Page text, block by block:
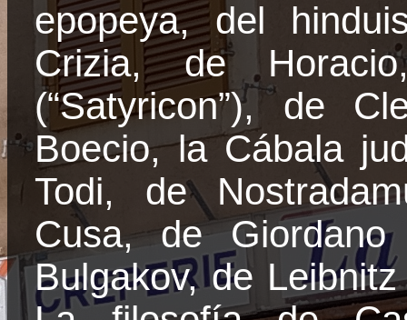
epopeya, del
Crizia, de
(“Satyricon”), de
Boecio,la Cábala
Todi, de
Cusa, de
Bulgakov, de Leibnitz